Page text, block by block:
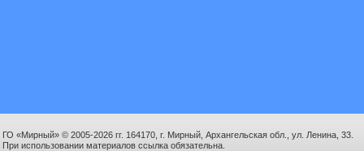
ГО «Мирный» © 2005-2026 гг. 164170, г. Мирный, Архангельская обл., ул. Ленина, 33.
При использовании материалов ссылка обязательна.